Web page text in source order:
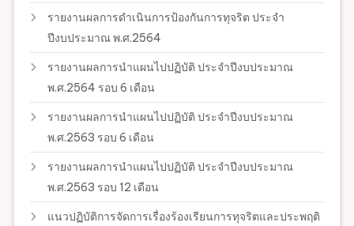
รายงานผลการดำเนินการป้องกันการทุจริต ประจำ
ปีงบประมาณ พ.ศ.2564
รายงานผลการนำแผนไปปฏิบัติ ประจำปีงบประมาณ
พ.ศ.2564 รอบ 6 เดือน
รายงานผลการนำแผนไปปฏิบัติ ประจำปีงบประมาณ
พ.ศ.2563 รอบ 6 เดือน
รายงานผลการนำแผนไปปฏิบัติ ประจำปีงบประมาณ
พ.ศ.2563 รอบ 12 เดือน
แนวปฏิบัติการจัดการเรื่องร้องเรียนการทุจริตและประพฤติ